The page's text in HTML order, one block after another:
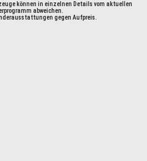
können in einzelnen Details vom aktuellen
abweichen.
gegen Aufpreis.